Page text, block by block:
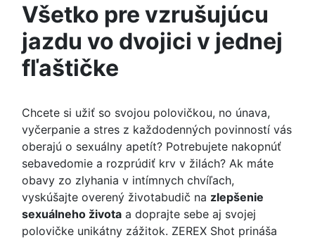
Všetko pre vzrušujúcu
jazdu vo dvojici v jednej
fľaštičke
Chcete si užiť so svojou polovičkou, no únava,
vyčerpanie a stres z každodenných povinností vás
oberajú o sexuálny apetít? Potrebujete nakopnúť
sebavedomie a rozprúdiť krv v žilách? Ak máte
obavy zo zlyhania v intímnych chvíľach,
vyskúšajte overený životabudič na zlepšenie
sexuálneho života a doprajte sebe aj svojej
polovičke unikátny zážitok. ZEREX Shot prináša